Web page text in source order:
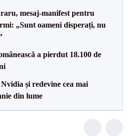
mesaj-manifest pentru
„Sunt oameni disperați, nu
a pierdut 18.100 de
și redevine cea mai
din lume